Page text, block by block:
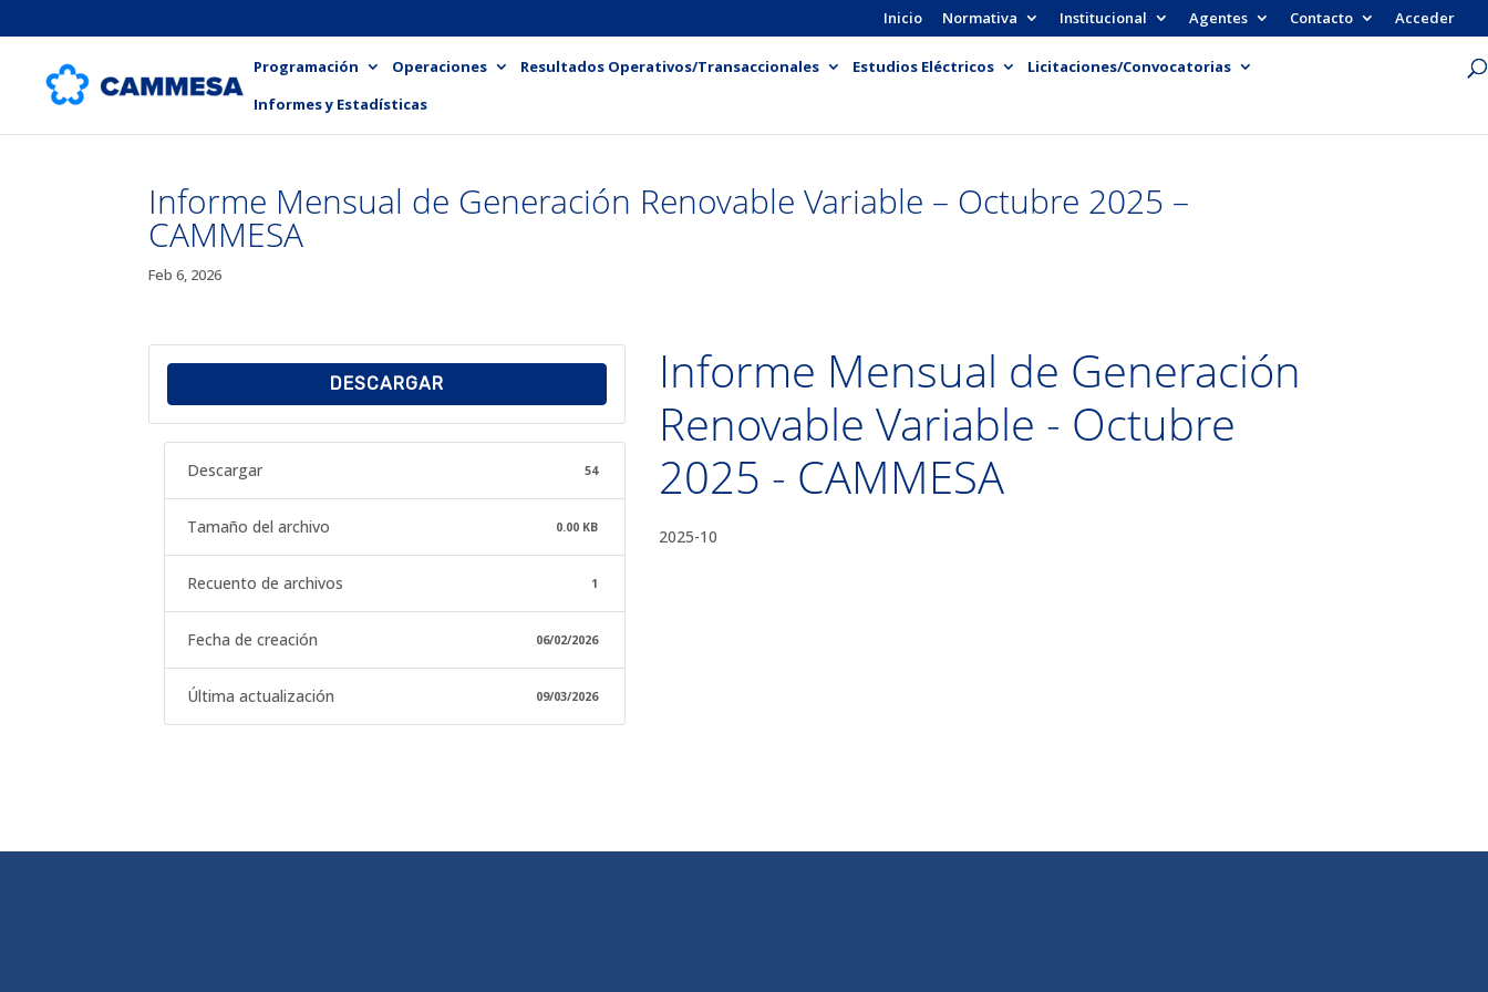
Inicio Normativa Institucional Agentes Contacto Acceder
Programación Operaciones Resultados Operativos/Transaccionales Estudios Eléctricos
Licitaciones/Convocatorias
Informes y Estadísticas
Informe Mensual de Generación Renovable Variable – Octubre 2025 –
CAMMESA
Feb 6, 2026
DESCARGAR
Descargar 54
Tamaño del archivo 0.00 KB
Recuento de archivos 1
Fecha de creación 06/02/2026
Última actualización 09/03/2026
Informe Mensual de Generación
Renovable Variable - Octubre
2025 - CAMMESA
2025-10